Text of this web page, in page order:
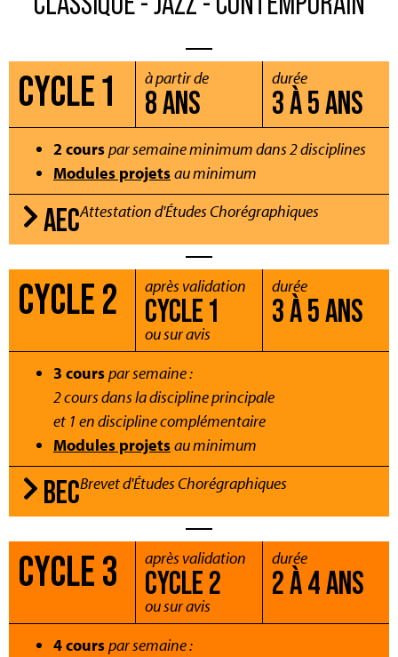
CYCLE 1 à partir de
8 ANS
durée
3 À 5 ANS
2 courspar semaine minimum dans 2 disciplines
Modules projetsau minimum
AECAttestation d'Études Chorégraphiques
CYCLE 2 après validation
CYCLE 1
ou sur avis
durée
3 À 5 ANS
3 courspar semaine :
2 cours dans la discipline principale
et 1 en discipline complémentaire
Modules projetsau minimum
BECBrevet d'Études Chorégraphiques
CYCLE 3 après validation
CYCLE 2
ou sur avis
durée
2 À 4 ANS
4 courspar semaine :